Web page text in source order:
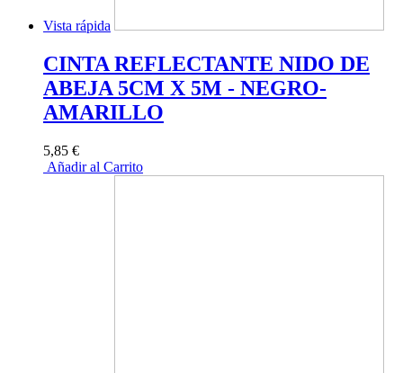
Vista rápida
CINTA REFLECTANTE NIDO DE
ABEJA 5CM X 5M - NEGRO-
AMARILLO
5,85 €
Añadir al Carrito